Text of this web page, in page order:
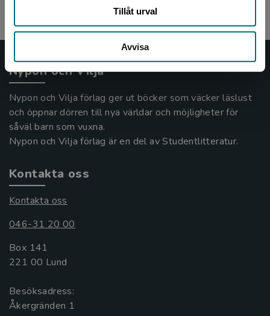
Tillåt urval
Avvisa
Nypon och Vilja
Nypon och Vilja förlag ger ut böcker som väcker läslust
och öppnar dörren till nya världar och möjligheter för
såväl barn som vuxna.
Nypon och Vilja förlag är en del av Studentlitteratur.
Kontakta oss
Kontakta oss
046-31 20 00
Box 141
221 00 Lund
Besöksadress:
Åkergränden 1